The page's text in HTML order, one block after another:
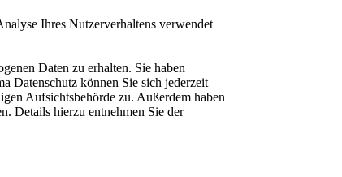
Ihres Nutzerverhaltens verwendet
Daten zu erhalten. Sie haben
Datenschutz können Sie sich jederzeit
Aufsichtsbehörde zu. Außerdem haben
Details hierzu entnehmen Sie der